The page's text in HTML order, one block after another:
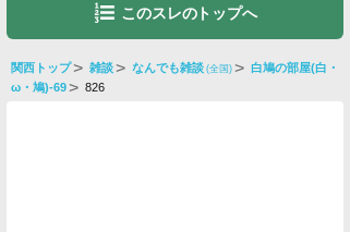
このスレのトップへ
関西トップ 雑談 なんでも雑談 (全国) 白鳩の部屋(白・
ω・鳩)-69 826